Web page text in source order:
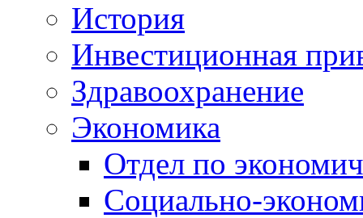
История
Инвестиционная
Здравоохранение
Экономика
Отдел по
Социально-